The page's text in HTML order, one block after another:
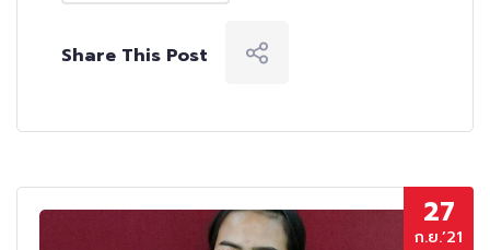
Share This Post
27
ก.ย.’21